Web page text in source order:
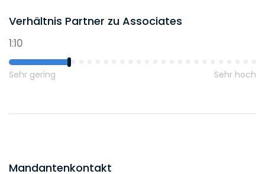
Verhältnis Partner zu Associates
1:10
Sehr gering Sehr hoch
Mandantenkontakt